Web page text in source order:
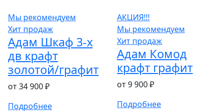
Мы рекомендуем
Хит продаж
Адам Шкаф 3-х
дв крафт
золотой/графит
от 34 900 ₽
Подробнее
АКЦИЯ!!!
Мы рекомендуем
Хит продаж
Адам Комод
крафт графит
от 9 900 ₽
Подробнее